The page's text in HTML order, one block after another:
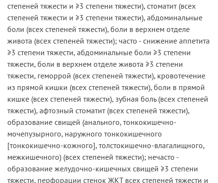
степеней тяжести и ≥3 степени тяжести), стоматит (всех
степеней тяжести и ≥3 степени тяжести), абдоминальные
боли (всех степеней тяжести), боли в верхнем отделе
живота (всех степеней тяжести); часто - снижение аппетита
≥3 степени тяжести, абдоминальные боли ≥3 степени
тяжести, боли в верхнем отделе живота ≥3 степени
тяжести, геморрой (всех степеней тяжести), кровотечение
из прямой кишки (всех степеней тяжести), боли в прямой
кишке (всех степеней тяжести), зубная боль (всех степеней
тяжести), афтозный стоматит (всех степеней тяжести),
образование свищей (анального, тонкокишечно-
мочепузырного, наружного тонкокишечного
[тонкокишечно-кожного], толстокишечно-влагалищного,
межкишечного) (всех степеней тяжести); нечасто -
образование желудочно-кишечных свищей ≥3 степени
тяжести, перфорации стенок ЖКТ всех степеней тяжести и